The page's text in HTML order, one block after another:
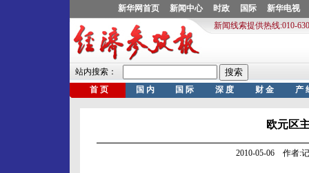
欧元区
2010-05-06 作者: